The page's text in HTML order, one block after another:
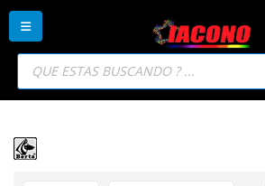
Búsqueda
productos